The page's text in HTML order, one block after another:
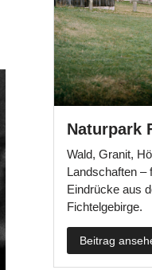
Naturpark
Wald, Granit,
Landschaften –
Eindrücke aus
Fichtelgebirge.
Beitrag